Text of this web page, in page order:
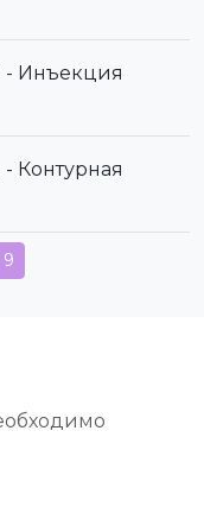
- Инъекция
Контурная